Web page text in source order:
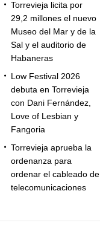
Torrevieja licita por
29,2 millones el nuevo
Museo del Mar y de la
Sal y el auditorio de
Habaneras
Low Festival 2026
debuta en Torrevieja
con Dani Fernández,
Love of Lesbian y
Fangoria
Torrevieja aprueba la
ordenanza para
ordenar el cableado de
telecomunicaciones